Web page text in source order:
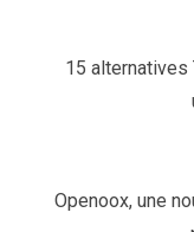
Previous
15 alternatives
Next
Openoox, une